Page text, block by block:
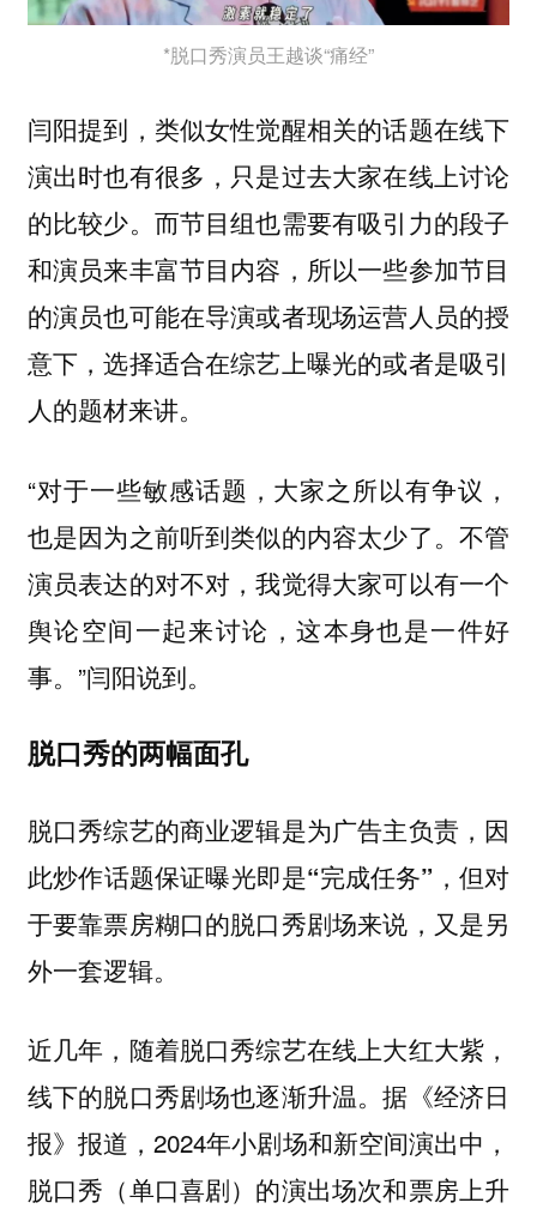
*脱口秀演员王越谈“痛经”
闫阳提到，类似女性觉醒相关的话题在线下
演出时也有很多，只是过去大家在线上讨论
的比较少。而节目组也需要有吸引力的段子
和演员来丰富节目内容，所以一些参加节目
的演员也可能在导演或者现场运营人员的授
意下，选择适合在综艺上曝光的或者是吸引
人的题材来讲。
“对于一些敏感话题，大家之所以有争议，
也是因为之前听到类似的内容太少了。不管
演员表达的对不对，我觉得大家可以有一个
舆论空间一起来讨论，这本身也是一件好
事。”闫阳说到。
脱口秀的两幅面孔
脱口秀综艺的商业逻辑是为广告主负责，因
此炒作话题保证曝光即是“完成任务”，但对
于要靠票房糊口的脱口秀剧场来说，又是另
外一套逻辑。
近几年，随着脱口秀综艺在线上大红大紫，
线下的脱口秀剧场也逐渐升温。据《经济日
报》报道，2024年小剧场和新空间演出中，
脱口秀（单口喜剧）的演出场次和票房上升